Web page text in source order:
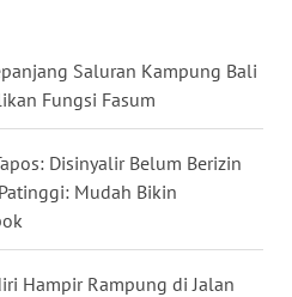
Saluran Kampung Bali
Fungsi Fasum
Disinyalir Belum Berizin
Mudah Bikin
Hampir Rampung di Jalan